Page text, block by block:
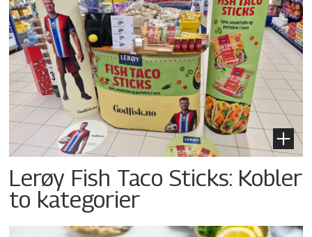
Lerøy Fish Taco Sticks: Kobler
to kategorier